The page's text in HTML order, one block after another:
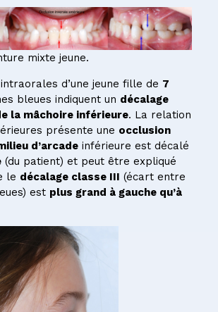
mixte jeune.
d’une jeune fille de 7
bleues indiquent un décalage
la mâchoire inférieure. La relation
présente une occlusion
d’arcadeinférieure est décalé
(du patient) et peut être expliqué
le décalage classe III (écart entre
est plus grand à gauche qu’à